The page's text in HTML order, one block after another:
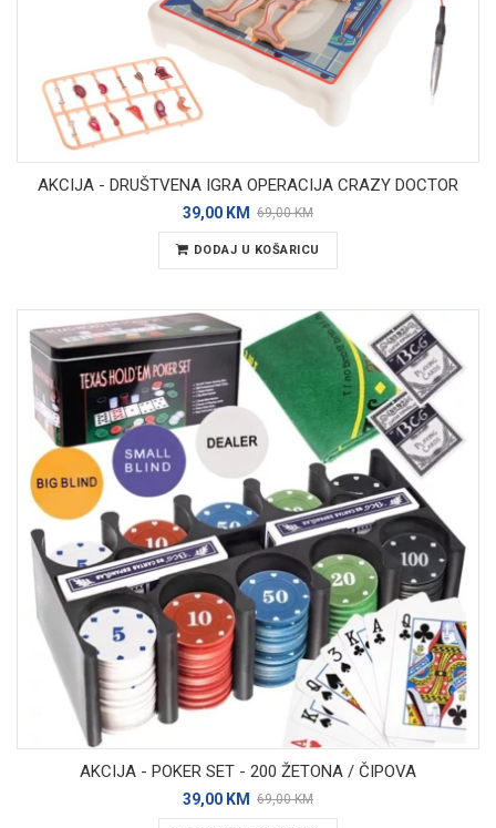
AKCIJA - DRUŠTVENA IGRA OPERACIJA CRAZY DOCTOR
39,00 KM 69,00 KM
DODAJ U KOŠARICU
AKCIJA - POKER SET - 200 ŽETONA / ČIPOVA
39,00 KM 69,00 KM